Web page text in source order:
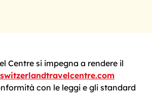
Centre si impegna a rendere il
switzerlandtravelcentre.com
con le leggi e gli standard